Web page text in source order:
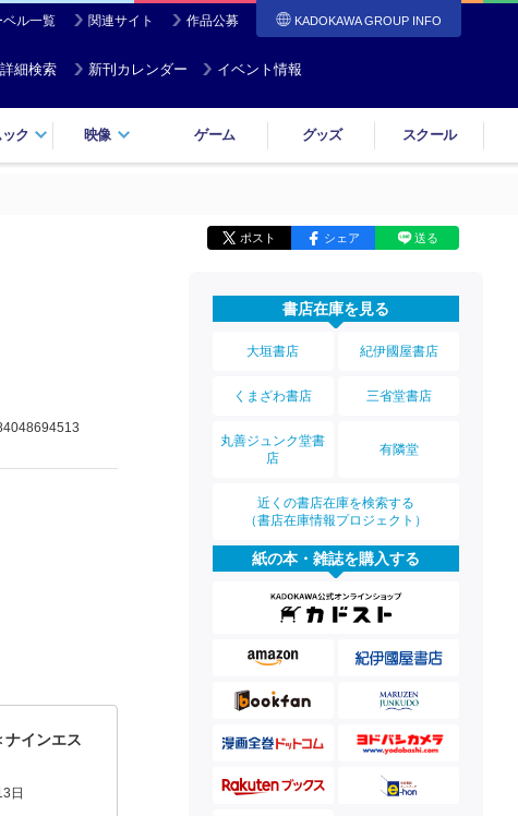
ベル一覧 関連サイト 作品公募 KADOKAWA GROUP INFO
詳細検索 新刊カレンダー イベント情報
ク 映像 ゲーム グッズ スクール
ポスト シェア 送る
ナインエス
日
書店在庫を見る
大垣書店 紀伊國屋書店
くまざわ書店 三省堂書店
丸善ジュンク堂書
店
有隣堂
近くの書店在庫を検索する
（書店在庫情報プロジェクト）
紙の本・雑誌を購入する